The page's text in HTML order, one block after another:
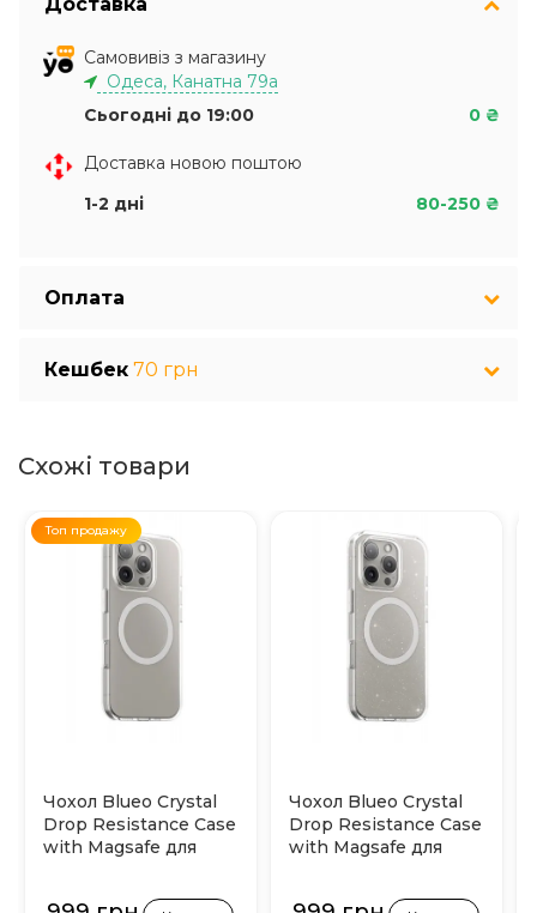
Самовивіз з магазину
Одеса, Канатна 79а
Сьогодні до 19:00
0 ₴
Доставка новою поштою
1-2 дні
80-250 ₴
Оплата
Кешбек 70 грн
Схожі товари
Топ продажу
Чохол Blueo Crystal
Drop Resistance Case
with Magsafe для
Чохол Blueo Crystal
Drop Resistance Case
with Magsafe для